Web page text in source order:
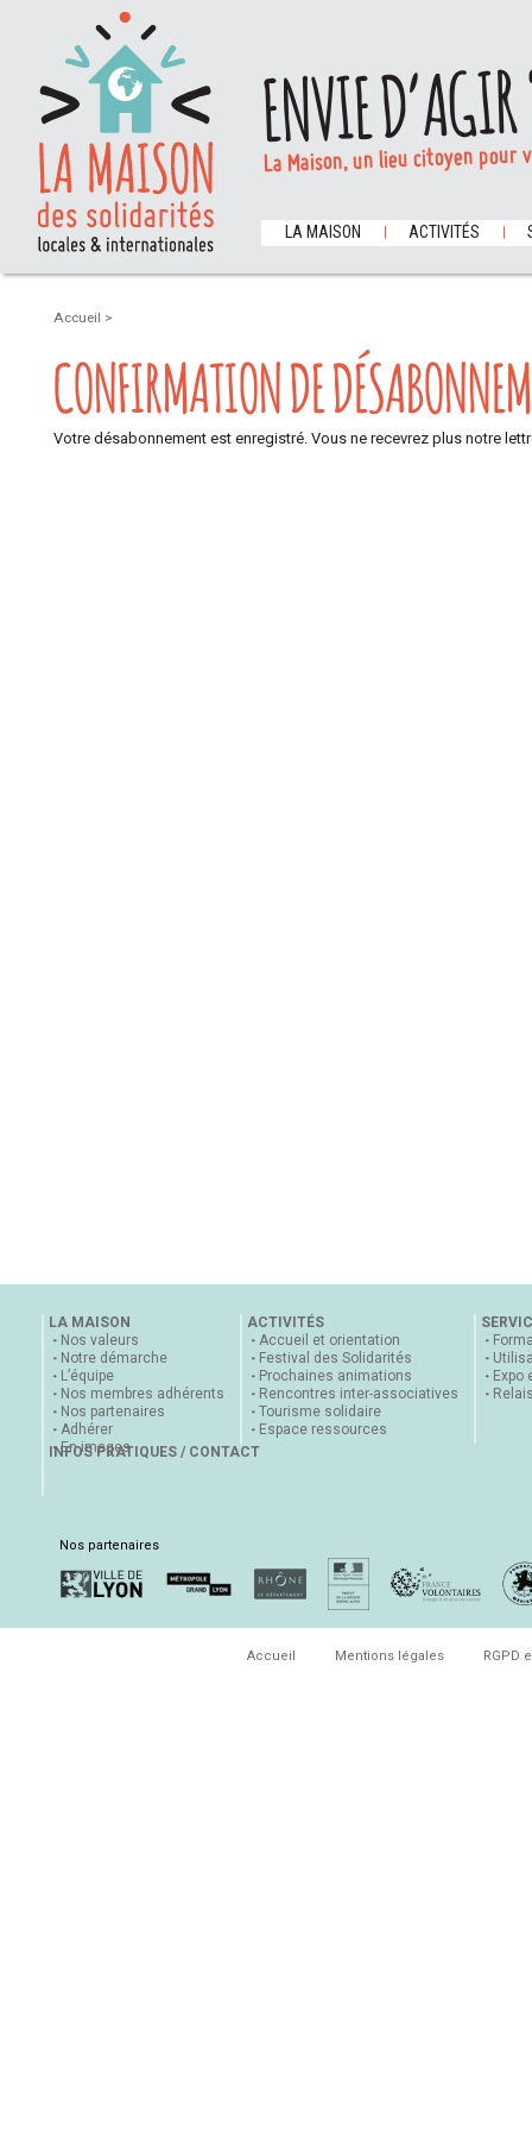
ENVIE
La Maison, un lieu citoyen
LA MAISON ACTIVITÉS
Accueil >
CONFIRMATION DE
Votre désabonnement est enregistré. Vous ne recevrez plus notre
LA MAISON
Nos valeurs
Notre démarche
L’équipe
Nos membres adhérents
Nos partenaires
Adhérer
En images
ACTIVITÉS
Accueil et orientation
Festival des Solidarités
Prochaines animations
Rencontres inter-associatives
Tourisme solidaire
Espace ressources
Expo
INFOS PRATIQUES / CONTACT
Nos partenaires
Accueil Mentions légales RGPD